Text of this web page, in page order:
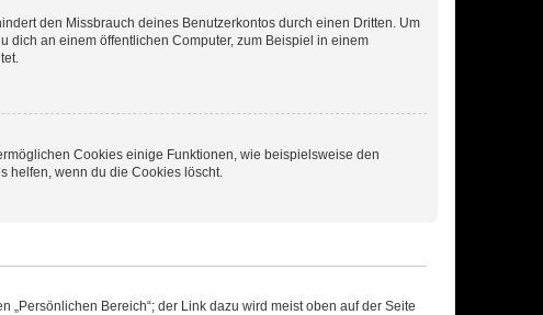
den Missbrauch deines Benutzerkontos durch einen Dritten. Um
dich an einem öffentlichen Computer, zum Beispiel in einem
Cookies einige Funktionen, wie beispielsweise den
helfen, wenn du die Cookies löscht.
Bereich“; der Link dazu wird meist oben auf der Seite